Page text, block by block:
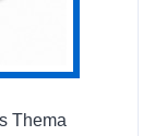
Thema